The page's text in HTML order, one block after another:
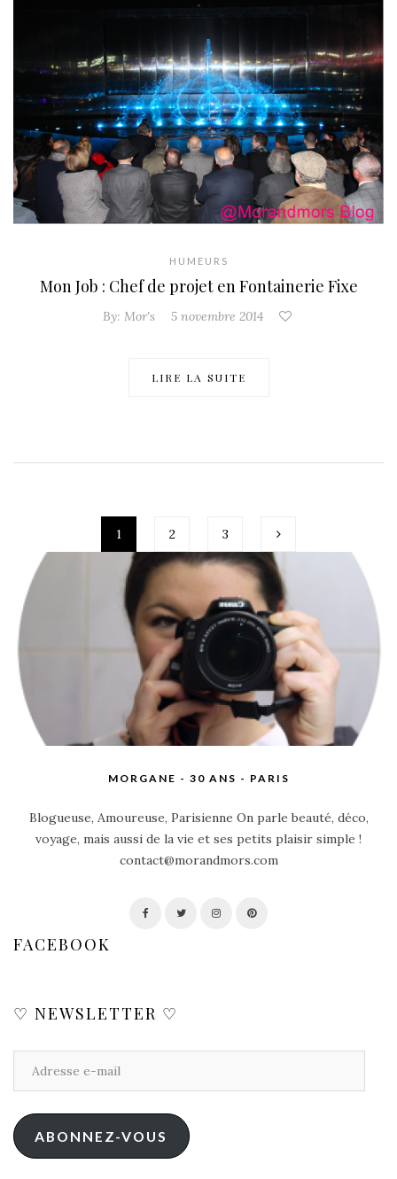
HUMEURS
Mon Job : Chef de projet en Fontainerie Fixe
By: Mor's 5 novembre 2014
LIRE LA SUITE
1 2 3
MORGANE - 30 ANS - PARIS
Blogueuse, Amoureuse, Parisienne On parle beauté, déco,
voyage, mais aussi de la vie et ses petits plaisir simple !
contact@morandmors.com
FACEBOOK
♡ NEWSLETTER ♡
ABONNEZ-VOUS